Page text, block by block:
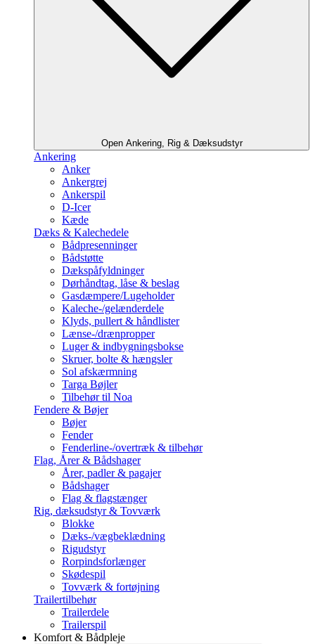
Open Ankering, Rig & Dæksudstyr
Ankering
Anker
Ankergrej
Ankerspil
D-Icer
Kæde
Dæks & Kalechedele
Bådpresenninger
Bådstøtte
Dækspåfyldninger
Dørhåndtag, låse & beslag
Gasdæmpere/Lugeholder
Kaleche-/gelænderdele
Klyds, pullert & håndlister
Lænse-/drænpropper
Luger & indbygningsbokse
Skruer, bolte & hængsler
Sol afskærmning
Targa Bøjler
Tilbehør til Noa
Fendere & Bøjer
Bøjer
Fender
Fenderline-/overtræk & tilbehør
Flag, Årer & Bådshager
Årer, padler & pagajer
Bådshager
Flag & flagstænger
Rig, dæksudstyr & Tovværk
Blokke
Dæks-/vægbeklædning
Rigudstyr
Rorpindsforlænger
Skødespil
Tovværk & fortøjning
Trailertilbehør
Trailerdele
Trailerspil
Komfort & Bådpleje